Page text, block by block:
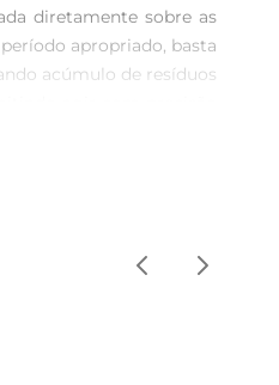
diretamente sobre as
apropriado, basta
acúmulo de resíduos
típicas das atividades